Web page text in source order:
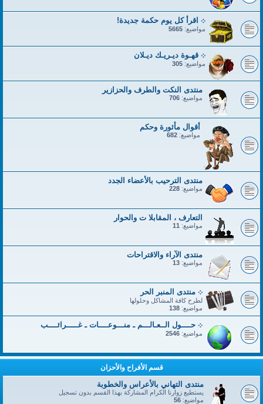
܀ اقرأ كل يوم حكمة جديدة!
مواضيع: 5665
܀ قهـوة ديـريـك ديـلان
مواضيع: 305
منتدى النكت والطرف والحزازير
مواضيع: 706
أقوال مأثورة وحكم
مواضيع: 682
منتدى الترحيب بالأعضاء الجدد
مواضيع: 228
التعارف ، المقابلا ت والحوار
مواضيع: 11
منتدى الآراء والاقتراحات
مواضيع: 13
܀ منتدى المنبر الحر
لطرح كافة المشاكل وحلولها
مواضيع: 138
܀ حــــول الــعـالـــم ـ منـــوعــــات ـ غـــــرائــــب
مواضيع: 2546
قسم الأفراح والأحزان
منتدى التهاني بالأعراس والخطوبة
يستطيع زوارنا الكرام المشاركة بهذا القسم بدون تسجيل
مواضيع: 56